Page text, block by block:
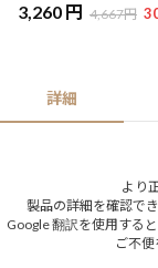
3,260 円 4,667円
詳細
より
製品の詳細を確認で
Google 翻訳を使用する
ご不